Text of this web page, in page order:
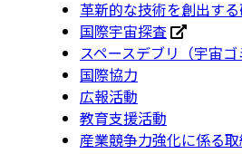
革新的な技術を創出す
国際宇宙探査
スペースデブリ（宇宙
国際協力
広報活動
教育支援活動
産業競争力強化に係る